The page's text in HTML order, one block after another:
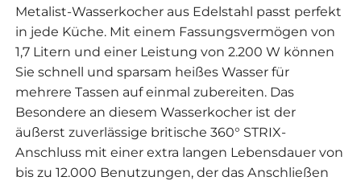
Metalist-Wasserkocher aus Edelstahl passt perfekt
in jede Küche. Mit einem Fassungsvermögen von
1,7 Litern und einer Leistung von 2.200 W können
Sie schnell und sparsam heißes Wasser für
mehrere Tassen auf einmal zubereiten. Das
Besondere an diesem Wasserkocher ist der
äußerst zuverlässige britische 360° STRIX-
Anschluss mit einer extra langen Lebensdauer von
bis zu 12.000 Benutzungen, der das Anschließen